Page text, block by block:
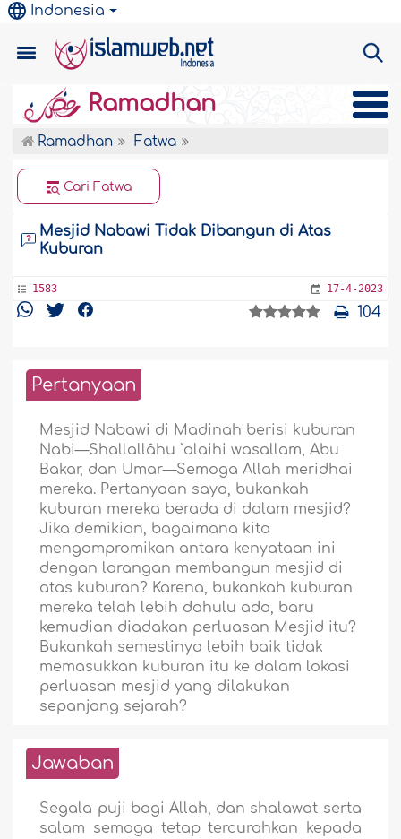
Indonesia
Ramadhan
Ramadhan Fatwa
Cari Fatwa
Mesjid Nabawi Tidak Dibangun di Atas
Kuburan
1583 17-4-2023
104
Pertanyaan
Mesjid Nabawi di Madinah berisi kuburan
Nabi—Shallallâhu `alaihi wasallam, Abu
Bakar, dan Umar—Semoga Allah meridhai
mereka. Pertanyaan saya, bukankah
kuburan mereka berada di dalam mesjid?
Jika demikian, bagaimana kita
mengompromikan antara kenyataan ini
dengan larangan membangun mesjid di
atas kuburan? Karena, bukankah kuburan
mereka telah lebih dahulu ada, baru
kemudian diadakan perluasan Mesjid itu?
Bukankah semestinya lebih baik tidak
memasukkan kuburan itu ke dalam lokasi
perluasan mesjid yang dilakukan
sepanjang sejarah?
Jawaban
Segala puji bagi Allah, dan shalawat serta
salam semoga tetap tercurahkan kepada